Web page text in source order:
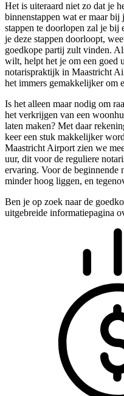
Het is uiteraard niet zo dat je
binnenstappen wat er maar
stappen te doorlopen zal je bij
je deze stappen doorloopt,
goedkope partij zult vinden.
wilt, helpt het je om een goed
notarispraktijk in Maastricht
het immers gemakkelijker om
Is het alleen maar nodig om
het verkrijgen van een
laten maken? Met daar
keer een stuk makkelijker
Maastricht Airport zien we
uur, dit voor de reguliere
ervaring. Voor de beginnende
minder hoog liggen, en
Ben je op zoek naar de
uitgebreide informatiepagina